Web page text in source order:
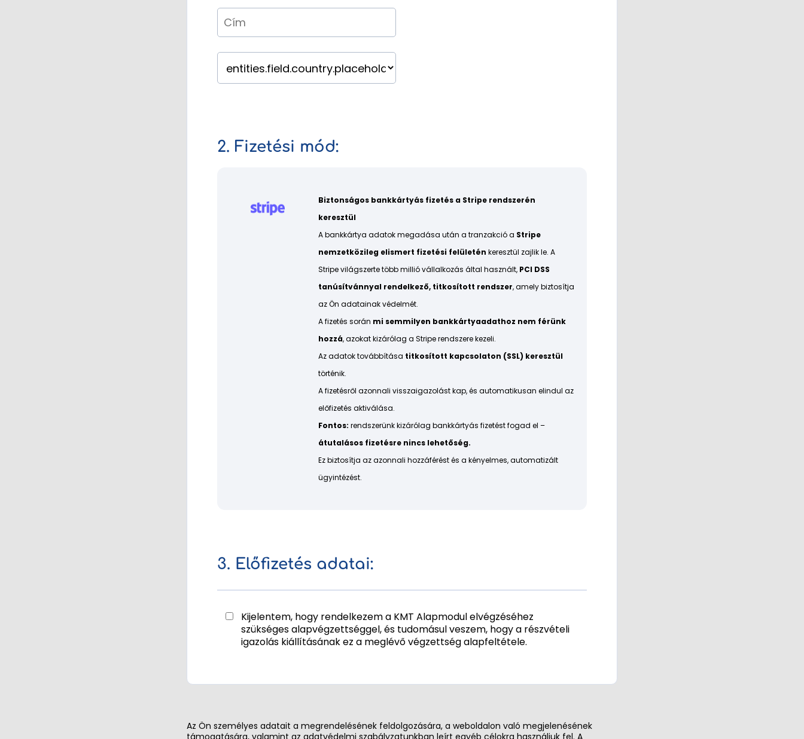
2. Fizetési mód:
Biztonságos bankkártyás fizetés a Stripe rendszerén
keresztül
A bankkártya adatok megadása után a tranzakció a Stripe
nemzetközileg elismert fizetési felületén keresztül zajlik le. A
Stripe világszerte több millió vállalkozás által használt, PCI DSS
tanúsítvánnyal rendelkező, titkosított rendszer, amely biztosítja
az Ön adatainak védelmét.
A fizetés során mi semmilyen bankkártyaadathoz nem férünk
hozzá, azokat kizárólag a Stripe rendszere kezeli.
Az adatok továbbítása titkosított kapcsolaton (SSL) keresztül
történik.
A fizetésről azonnali visszaigazolást kap, és automatikusan elindul az
előfizetés aktiválása.
Fontos: rendszerünk kizárólag bankkártyás fizetést fogad el –
átutalásos fizetésre nincs lehetőség.
Ez biztosítja az azonnali hozzáférést és a kényelmes, automatizált
ügyintézést.
3. Előfizetés adatai:
Kijelentem, hogy rendelkezem a KMT Alapmodul elvégzéséhez
szükséges alapvégzettséggel, és tudomásul veszem, hogy a részvételi
igazolás kiállításának ez a meglévő végzettség alapfeltétele.
Az Ön személyes adatait a megrendelésének feldolgozására, a weboldalon való megjelenésének
támogatására, valamint az adatvédelmi szabályzatunkban leírt egyéb célokra használjuk fel. A